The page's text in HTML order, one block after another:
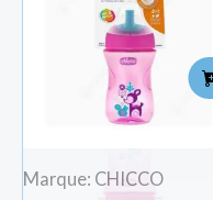
Marque: CHICCO